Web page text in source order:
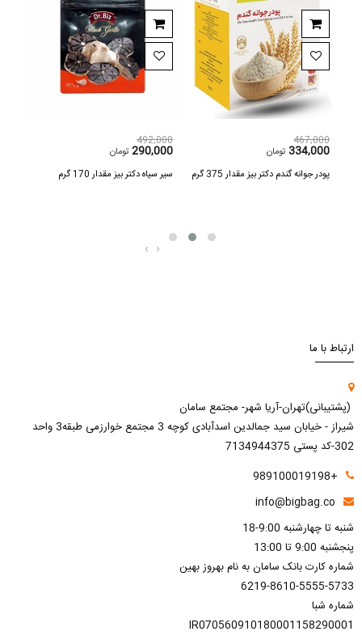
492,000
290,000 تومان
سیر سیاه دکتر بیز مقدار 170 گرم
467,000
334,000 تومان
پودر جوانه گندم دکتر بیز مقدار 375 گرم
‹ ›
ارتباط با ما
(پشتیبانی)تهران-آریا شهر- مجتمع سامان
شیراز - خیابان سید جمالدین اسدآبادی کوچه 3 مجتمع خوارزمی طبقه3 واحد
302-کد پستی 7134944375
+989100019198
info@bigbag.co
شنبه تا چهارشنبه 9:00-18
پنجشنبه 9:00 تا 13:00
شماره کارت بانک سامان به نام بهروز بهین
6219-8610-5555-5733
شماره شبا
IR070560910180001158290001